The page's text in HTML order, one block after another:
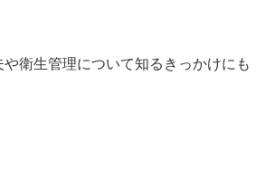
衛生管理について知るきっかけにも